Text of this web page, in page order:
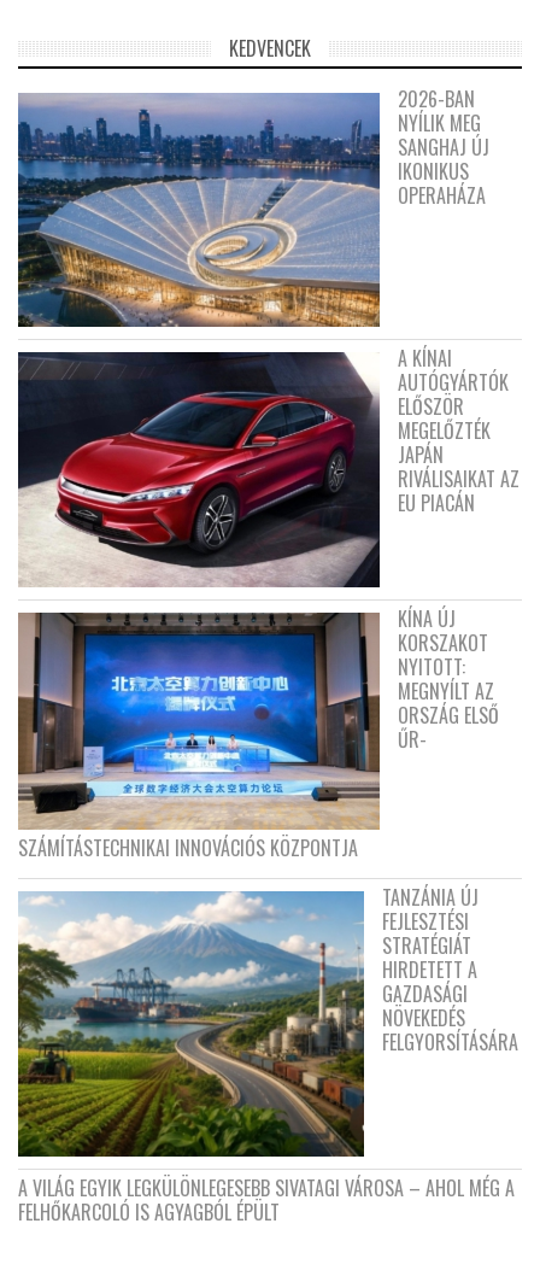
KEDVENCEK
2026-BAN
NYÍLIK MEG
SANGHAJ ÚJ
IKONIKUS
OPERAHÁZA
A KÍNAI
AUTÓGYÁRTÓK
ELŐSZÖR
MEGELŐZTÉK
JAPÁN
RIVÁLISAIKAT AZ
EU PIACÁN
KÍNA ÚJ
KORSZAKOT
NYITOTT:
MEGNYÍLT AZ
ORSZÁG ELSŐ
ŰR-
SZÁMÍTÁSTECHNIKAI INNOVÁCIÓS KÖZPONTJA
TANZÁNIA ÚJ
FEJLESZTÉSI
STRATÉGIÁT
HIRDETETT A
GAZDASÁGI
NÖVEKEDÉS
FELGYORSÍTÁSÁRA
A VILÁG EGYIK LEGKÜLÖNLEGESEBB SIVATAGI VÁROSA – AHOL MÉG A
FELHŐKARCOLÓ IS AGYAGBÓL ÉPÜLT